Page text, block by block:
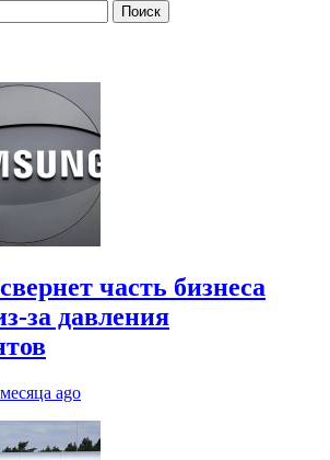
часть бизнеса
за давления
ago